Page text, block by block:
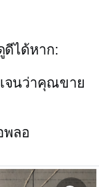
ดีได้หาก:
จนว่าคุณขาย
พลอ